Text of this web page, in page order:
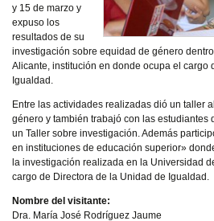
y 15 de marzo y
expuso los
resultados de su
investigación sobre equidad de género
Alicante, institución en donde ocupa el cargo
Igualdad.
Entre las actividades realizadas dió un taller
género y también trabajó con las estudiantes
un Taller sobre investigación. Además
en instituciones de educación superior»
la investigación realizada en la Universidad
cargo de Directora de la Unidad de Igualdad.
Nombre del visitante:
Dra. María José Rodríguez Jaume